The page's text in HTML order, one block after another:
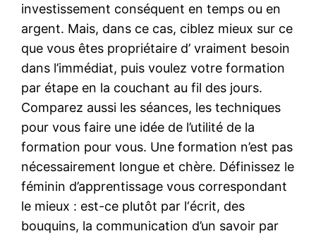
investissement conséquent en temps ou en
argent. Mais, dans ce cas, ciblez mieux sur ce
que vous êtes propriétaire d’ vraiment besoin
dans l’immédiat, puis voulez votre formation
par étape en la couchant au fil des jours.
Comparez aussi les séances, les techniques
pour vous faire une idée de l’utilité de la
formation pour vous. Une formation n’est pas
nécessairement longue et chère. Définissez le
féminin d’apprentissage vous correspondant
le mieux : est-ce plutôt par l‘écrit, des
bouquins, la communication d’un savoir par